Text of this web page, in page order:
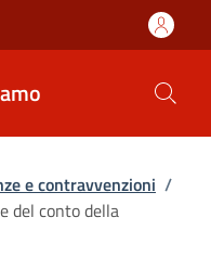
e contravvenzioni /
del conto della